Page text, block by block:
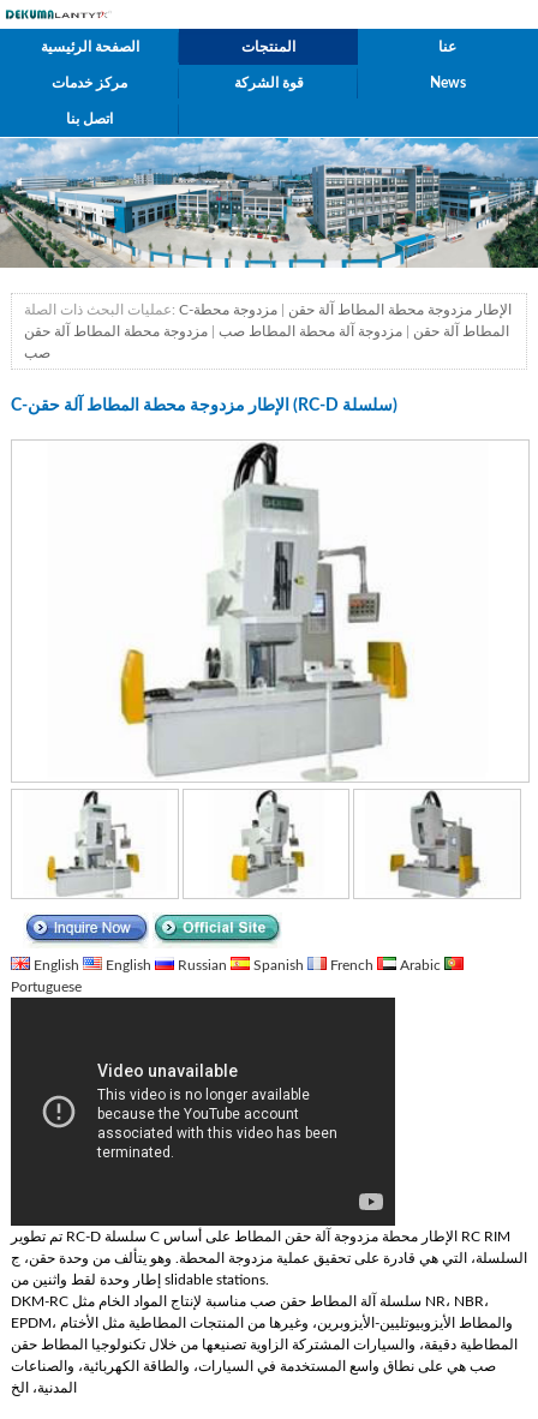
الصفحة الرئيسية المنتجات عنا
مركز خدمات قوة الشركة News
اتصل بنا
عمليات البحث ذات الصلة: C-الإطار مزدوجة محطة المطاط آلة حقن |مزدوجة محطة
المطاط آلة حقن |مزدوجة آلة محطة المطاط صب |مزدوجة محطة المطاط آلة حقن
صب
C-الإطار مزدوجة محطة المطاط آلة حقن (RC-D سلسلة)
English English Russian Spanish French
Arabic
Portuguese
تم تطوير RC-D سلسلة C الإطار محطة مزدوجة آلة حقن المطاط على أساس RC RIM
السلسلة، التي هي قادرة على تحقيق عملية مزدوجة المحطة. وهو يتألف من وحدة حقن، ج
إطار وحدة لقط واثنين من slidable stations.
DKM-RC سلسلة آلة المطاط حقن صب مناسبة لإنتاج المواد الخام مثل NR، NBR،
EPDM، والمطاط الأيزوبيوتليين-الأيزوبرين، وغيرها من المنتجات المطاطية مثل الأختام
المطاطية دقيقة، والسيارات المشتركة الزاوية تصنيعها من خلال تكنولوجيا المطاط حقن
صب هي على نطاق واسع المستخدمة في السيارات، والطاقة الكهربائية، والصناعات
المدنية، الخ